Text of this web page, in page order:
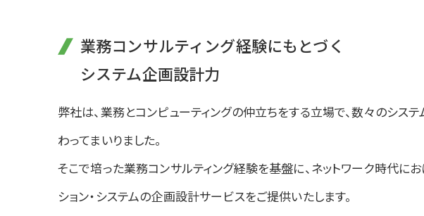
業務コンサルティング経験にもとづく
システム企画設計力
弊社は、業務とコンピューティングの仲立ちをする立場で、数々のシス
わってまいりました。
そこで培った業務コンサルティング経験を基盤に、ネットワーク時代に
ション・システムの企画設計サービスをご提供いたします。